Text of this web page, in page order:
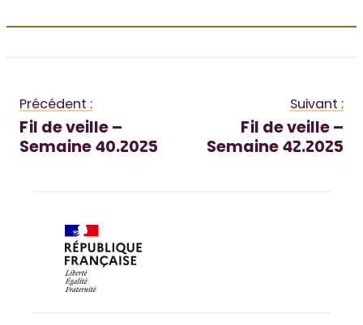
Précédent :
Fil de veille –
Semaine 40.2025
Suivant :
Fil de veille –
Semaine 42.2025